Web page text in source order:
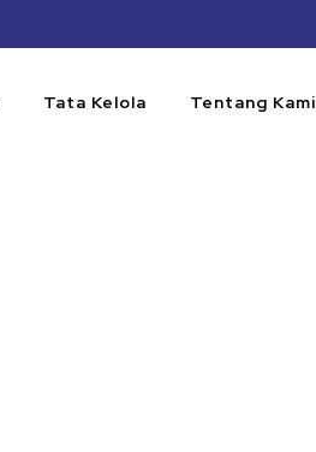
Tata Kelola Tentang Kami